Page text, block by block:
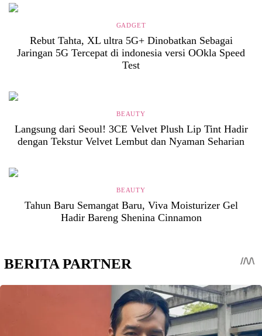
GADGET
Rebut Tahta, XL ultra 5G+ Dinobatkan Sebagai
Jaringan 5G Tercepat di indonesia versi OOkla Speed
Test
BEAUTY
Langsung dari Seoul! 3CE Velvet Plush Lip Tint Hadir
dengan Tekstur Velvet Lembut dan Nyaman Seharian
BEAUTY
Tahun Baru Semangat Baru, Viva Moisturizer Gel
Hadir Bareng Shenina Cinnamon